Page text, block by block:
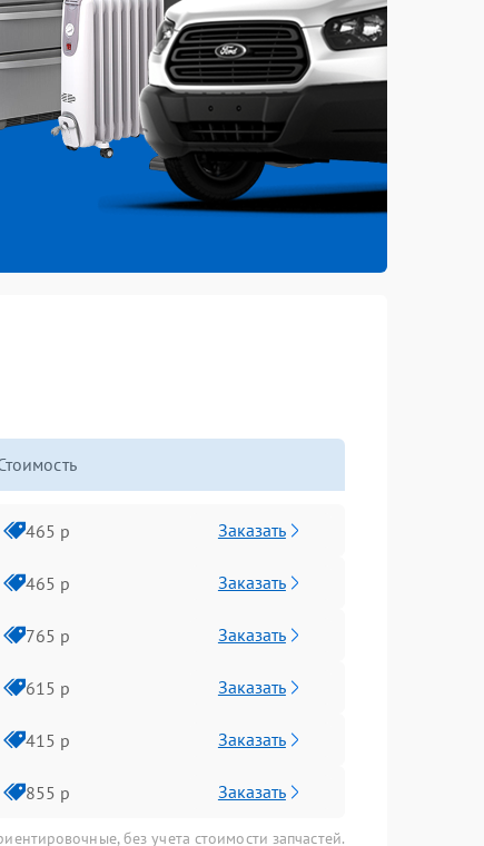
465 р Заказать
465 р Заказать
765 р Заказать
615 р Заказать
415 р Заказать
855 р Заказать
без учета стоимости запчастей.